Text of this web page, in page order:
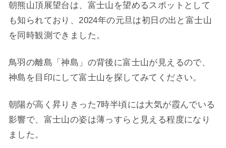
朝熊山頂展望台は、富士山を望めるスポットとして
も知られており、2024年の元旦は初日の出と富士山
を同時観測できました。
鳥羽の離島「神島」の背後に富士山が見えるので、
神島を目印にして富士山を探してみてください。
朝陽が高く昇りきった7時半頃には大気が霞んでいる
影響で、富士山の姿は薄っすらと見える程度になり
ました。